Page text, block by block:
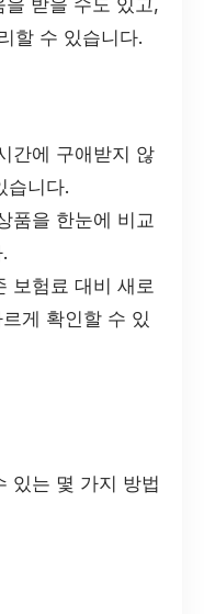
할 수 있습니다.
간에 구애받지 않
습니다.
품을 한눈에 비교
보험료 대비 새로
게 확인할 수 있
있는 몇 가지 방법